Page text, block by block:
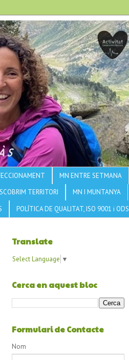
MN ENTRE SETMANA
TERRITORI
MN I MUNTANYA
POLÍTICA DE QUALITAT, ISO 9001 i ODS
Translate
Select Language ▼
Cerca en aquest bloc
Formulari de Contacte
Nom